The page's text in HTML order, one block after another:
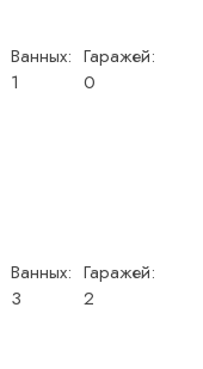
Ванных:
1
Гаражей:
0
Ванных:
3
Гаражей:
2